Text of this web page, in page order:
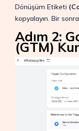
Dönüşüm Etiketi
kopyalayın. Bir
Adım 2:
(GTM)